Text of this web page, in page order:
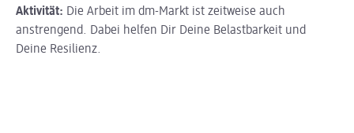
Aktivität: Die Arbeit im dm-Markt ist zeitweise auch
anstrengend. Dabei helfen Dir Deine Belastbarkeit und
Deine Resilienz.